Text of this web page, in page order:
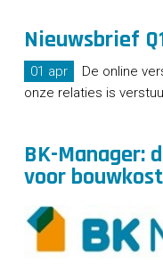
Nieuwsbrief
01 apr
De online
onze relaties is
BK-Manager:
voor